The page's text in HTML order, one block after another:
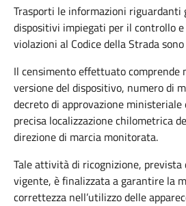
Trasporti le informazioni riguardanti
dispositivi impiegati per il controllo e
violazioni al Codice della Strada
Il censimento effettuato comprende
versione del dispositivo, numero di
decreto di approvazione ministeriale
precisa localizzazione chilometrica
direzione di marcia monitorata.
Tale attività di ricognizione,
vigente, è finalizzata a garantire la
correttezza nell’utilizzo delle